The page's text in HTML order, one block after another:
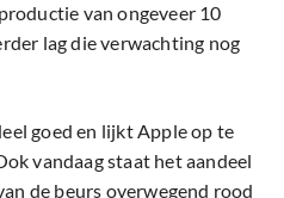
van ongeveer 10
lag die verwachting nog
goed en lijkt Apple op te
vandaag staat het aandeel
de beurs overwegend rood